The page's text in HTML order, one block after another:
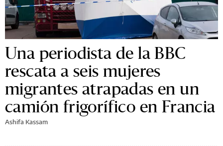
Una periodista de la BBC
rescata a seis mujeres
migrantes atrapadas en un
camión frigorífico en Francia
Ashifa Kassam